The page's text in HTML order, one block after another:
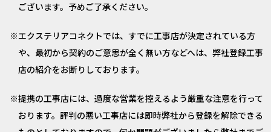
ございます。予めご了承ください。
エクステリアコネクトでは、すでに工事店が決定されている方
や、最初から契約のご意思が全く無い方などへは、弊社登録工事
店の紹介をお断りしております。
提携の工事店には、過度な営業を控えるよう厳重な注意を行って
おります。評判の悪い工事店には即時弊社から登録を解除できる